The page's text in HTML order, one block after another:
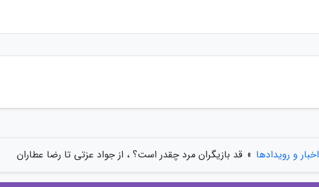
اخبار و رویدادها » قد بازیگران مرد چقدر است؟ ، از جواد عزتی تا رضا عطاران